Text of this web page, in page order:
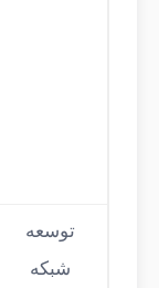
توسعه
شبکه